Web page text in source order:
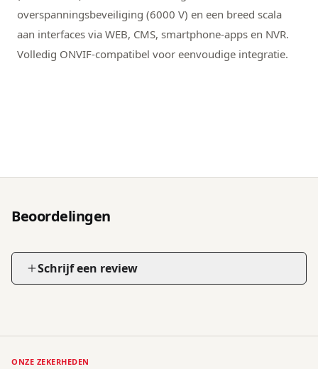
overspanningsbeveiliging (6000 V) en een breed scala
aan interfaces via WEB, CMS, smartphone-apps en NVR.
Volledig ONVIF-compatibel voor eenvoudige integratie.
Beoordelingen
Schrijf een review
ONZE ZEKERHEDEN